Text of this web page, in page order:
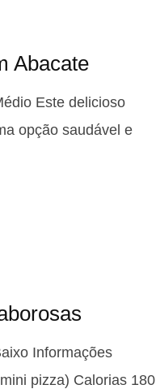
Abacate
Este delicioso
opção saudável e
Informações
pizza) Calorias 180